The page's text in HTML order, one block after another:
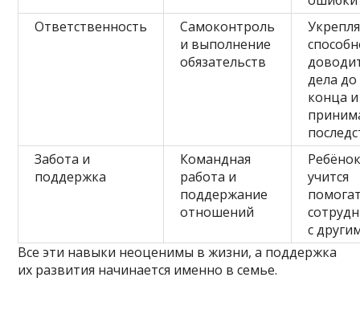
Ответственность
Самоконтроль
и выполнение
обязательств
дела до
конца и
Забота и
поддержка
Командная
работа и
поддержание
отношений
учится
с
Все эти навыки неоценимы в жизни, а поддержка
их развития начинается именно в семье.